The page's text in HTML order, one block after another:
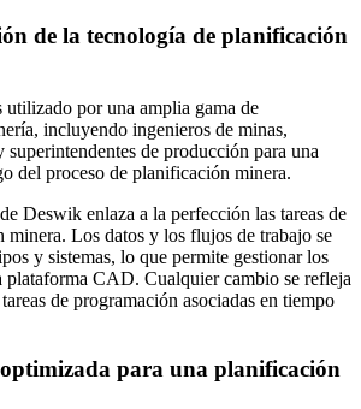
de la tecnología de planificación
por una amplia gama de
incluyendo ingenieros de minas,
superintendentes de producción para una
del proceso de planificación minera.
Deswik enlaza a la perfección las tareas de
minera. Los datos y los flujos de trabajo se
y sistemas, lo que permite gestionar los
plataforma CAD. Cualquier cambio se refleja
de programación asociadas en tiempo
para una planificación